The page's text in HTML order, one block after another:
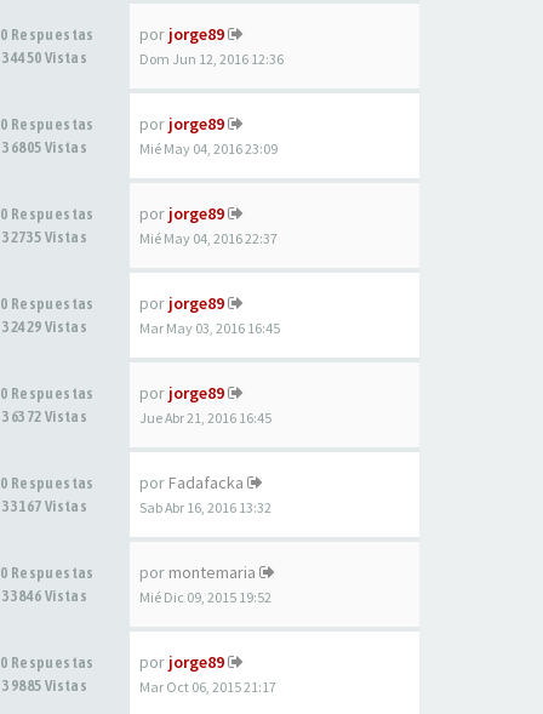
0 Respuestas
34450 Vistas
por jorge89
Dom Jun 12, 2016 12:36
0 Respuestas
36805 Vistas
por jorge89
Mié May 04, 2016 23:09
0 Respuestas
32735 Vistas
por jorge89
Mié May 04, 2016 22:37
0 Respuestas
32429 Vistas
por jorge89
Mar May 03, 2016 16:45
0 Respuestas
36372 Vistas
por jorge89
Jue Abr 21, 2016 16:45
0 Respuestas
33167 Vistas
por Fadafacka
Sab Abr 16, 2016 13:32
0 Respuestas
33846 Vistas
por montemaria
Mié Dic 09, 2015 19:52
0 Respuestas
39885 Vistas
por jorge89
Mar Oct 06, 2015 21:17